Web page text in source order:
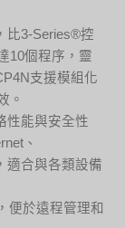
比3‑Series®控
10個程序，靈
支援模組化
。
性能與安全性
、
適合與各類設備
便於遠程管理和